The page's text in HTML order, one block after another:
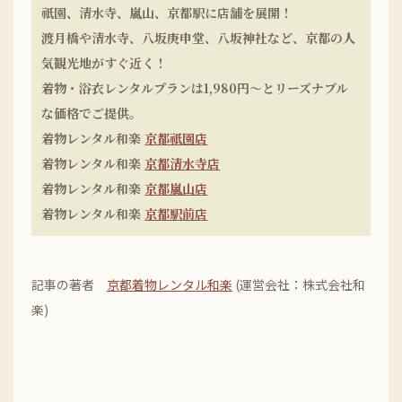
祇園、清水寺、嵐山、京都駅に店舗を展開！
渡月橋や清水寺、八坂庚申堂、八坂神社など、京都の人
気観光地がすぐ近く！
着物・浴衣レンタルプランは1,980円〜とリーズナブル
な価格でご提供。
着物レンタル和楽 京都祇園店
着物レンタル和楽 京都清水寺店
着物レンタル和楽 京都嵐山店
着物レンタル和楽 京都駅前店
記事の著者 京都着物レンタル和楽 (運営会社：株式会社和
楽)